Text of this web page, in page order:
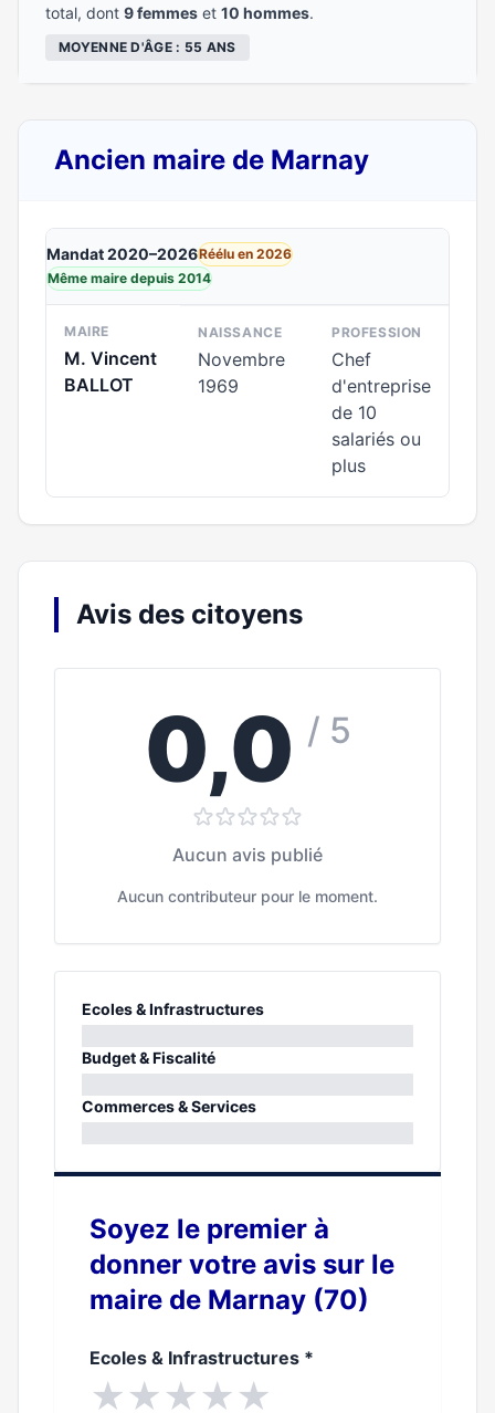
total, dont 9 femmes et 10 hommes.
MOYENNE D'ÂGE : 55 ANS
Ancien maire de Marnay
Mandat 2020–2026Réélu en 2026
Même maire depuis 2014
MAIRE
M. Vincent
BALLOT
NAISSANCE
Novembre
1969
PROFESSION
Chef
d'entreprise
de 10
salariés ou
plus
Avis des citoyens
0,0 / 5
Aucun avis publié
Aucun contributeur pour le moment.
Ecoles & Infrastructures
0%
Budget & Fiscalité
0%
Commerces & Services
Soyez le premier à
donner votre avis sur le
maire de Marnay (70)
Ecoles & Infrastructures *
★★★★★